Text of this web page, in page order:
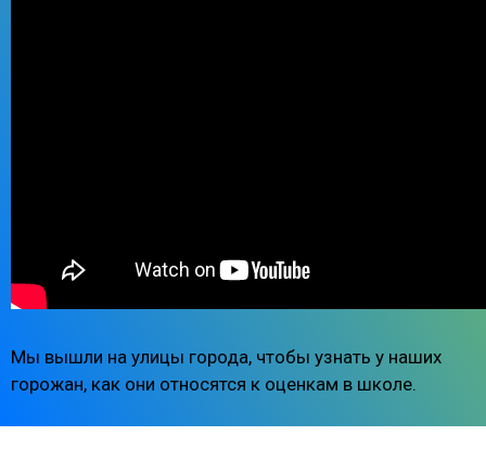
Мы вышли на улицы города, чтобы узнать у наших
горожан, как они относятся к оценкам в школе.